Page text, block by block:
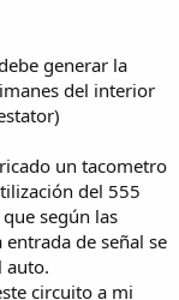
generar la
del interior
un tacometro
del 555
según las
de señal se
auto.
circuito a mi